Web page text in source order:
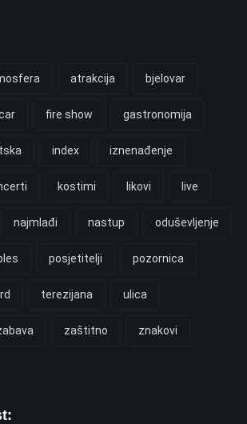
atrakcija bjelovar
fire show gastronomija
index iznenađenje
kostimi likovi live
najmlađi nastup oduševljenje
posjetitelji pozornica
terezijana ulica
zaštitno znakovi